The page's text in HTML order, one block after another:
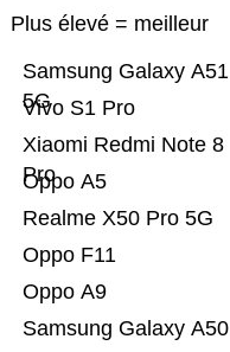
Plus élevé = meilleur
Samsung Galaxy A50
Oppo A9
Oppo F11
Realme X50 Pro 5G
Oppo A5
Xiaomi Redmi Note 8
Pro
Vivo S1 Pro
Samsung Galaxy A51
5G